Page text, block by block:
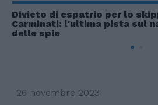
Divieto di espatrio per lo
Carminati: l'ultima pista sul
delle spie
26 novembre 2023